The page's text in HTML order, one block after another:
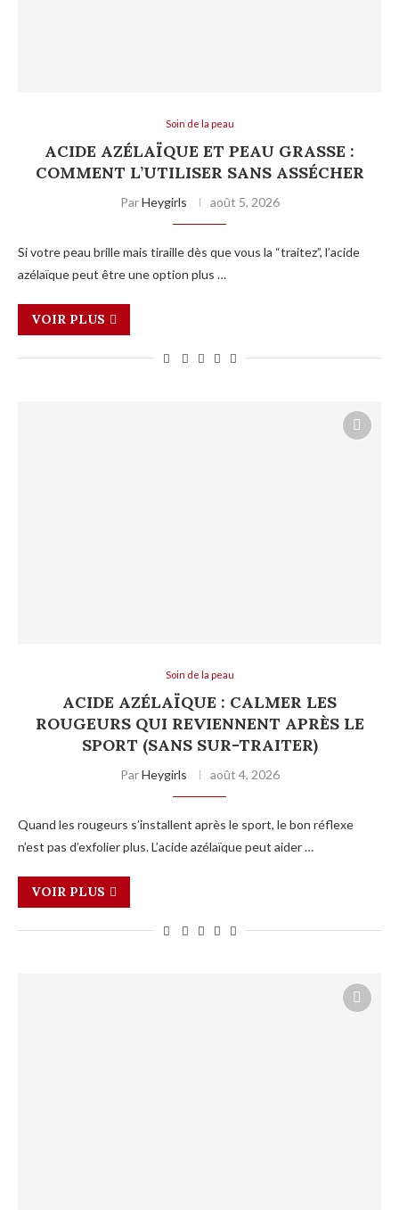
Soin de la peau
ACIDE AZÉLAÏQUE ET PEAU GRASSE :
COMMENT L’UTILISER SANS ASSÉCHER
ParHeygirls août 5, 2026
Si votre peau brille mais tiraille dès que vous la “traitez”, l’acide
azélaïque peut être une option plus …
VOIR PLUS
Soin de la peau
ACIDE AZÉLAÏQUE : CALMER LES
ROUGEURS QUI REVIENNENT APRÈS LE
SPORT (SANS SUR-TRAITER)
ParHeygirls août 4, 2026
Quand les rougeurs s’installent après le sport, le bon réflexe
n’est pas d’exfolier plus. L’acide azélaïque peut aider …
VOIR PLUS